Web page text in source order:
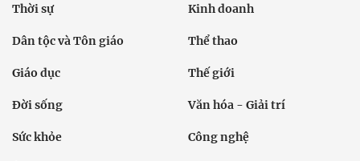
Thời sự Kinh doanh
Dân tộc và Tôn giáo Thể thao
Giáo dục Thế giới
Đời sống Văn hóa - Giải trí
Sức khỏe Công nghệ